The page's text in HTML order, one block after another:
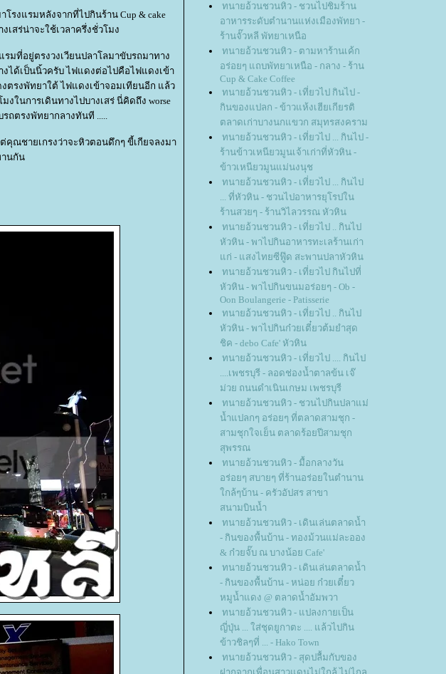
รงแรมหลังจากที่ไปกินร้าน Cup & cake
เสร่น่าจะใช้เวลาครึ่งชั่วโมง
มที่อยู่ตรงวงเวียนปลาโลมาขับรถมาทาง
ได้เป็นนิ้วครับ ไฟแดงต่อไปคือไฟแดงเข้า
งตรงพัทยาใต้ ไฟแดงเข้าจอมเทียนอีก แล้ว
งในการเดินทางไปบางเสร่ นี่คิดถึง worse
ถตรงพัทยากลางทันที .....
คุณชายเกรงว่าจะหิวตอนดึกๆ ขี้เกียจลงมา
านกัน
ทนายอ้วนชวนหิว - ชวนไปชิมร้าน
อาหารระดับตำนานแห่งเมืองพัทยา -
ร้านจั๊วหลี พัทยาเหนือ
ทนายอ้วนชวนหิว - ตามหาร้านเค้ก
อร่อยๆ แถบพัทยาเหนือ - กลาง - ร้าน
Cup & Cake Coffee
ทนายอ้วนชวนหิว - เที่ยวไป กินไป -
กินของแปลก - ข้าวแห้งเฮียเกียรติ
ตลาดเก่าบางนกแขวก สมุทรสงคราม
ทนายอ้วนชวนหิว - เที่ยวไป ... กินไป -
ร้านข้าวเหนียวมูนเจ้าเก่าที่หัวหิน -
ข้าวเหนียวมูนแม่นงนุช
ทนายอ้วนชวนหิว - เที่ยวไป ... กินไป
... ที่หัวหิน - ชวนไปอาหารยุโรปใน
ร้านสวยๆ - ร้านวิไลวรรณ หัวหิน
ทนายอ้วนชวนหิว - เที่ยวไป .. กินไป
หัวหิน - พาไปกินอาหารทะเลร้านเก่า
ก่ - แสงไทยซีฟู๊ด สะพานปลาหัวหิน
ทนายอ้วนชวนหิว - เที่ยวไป กินไปที่
หัวหิน - พาไปกินขนมอร่อยๆ - Ob -
Oon Boulangerie - Patisserie
ทนายอ้วนชวนหิว - เที่ยวไป .. กินไป
หัวหิน - พาไปกินก๋วยเตี๋ยวต้มยำสุด
ชิค - debo Cafe' หัวหิน
ทนายอ้วนชวนหิว - เที่ยวไป .... กินไป
....เพชรบุรี - ลอดช่องน้ำตาลข้น เจ๊
ม่วย ถนนดำเนินเกษม เพชรบุรี
ทนายอ้วนชวนหิว - ชวนไปกินปลาแม่
น้ำแปลกๆ อร่อยๆ ที่ตลาดสามชุก -
สามชุกใจเย็น ตลาดร้อยปีสามชุก
สุพรรณ
ทนายอ้วนชวนหิว - มื้อกลางวัน
อร่อยๆ สบายๆ ที่ร้านอร่อยในตำนาน
กล้ๆบ้าน - ครัวอัปสร สาขา
สนามบินน้ำ
ทนายอ้วนชวนหิว - เดินเล่นตลาดน้ำ
- กินของพื้นบ้าน - ทองม้วนแม่ละออง
& ก๋วยจั๊บ ณ บางน้อย Cafe'
ทนายอ้วนชวนหิว - เดินเล่นตลาดน้ำ
- กินของพื้นบ้าน - หน่อย ก๋วยเตี๋ยว
หมูน้ำแดง @ ตลาดน้ำอัมพวา
ทนายอ้วนชวนหิว - แปลงกายเป็น
ญี่ปุ่น ... ใส่ชุดยูกาตะ .... แล้วไปกิน
ข้าวชิลๆที่ ... - Hako Town
ทนายอ้วนชวนหิว - สุดปลื้มกับของ